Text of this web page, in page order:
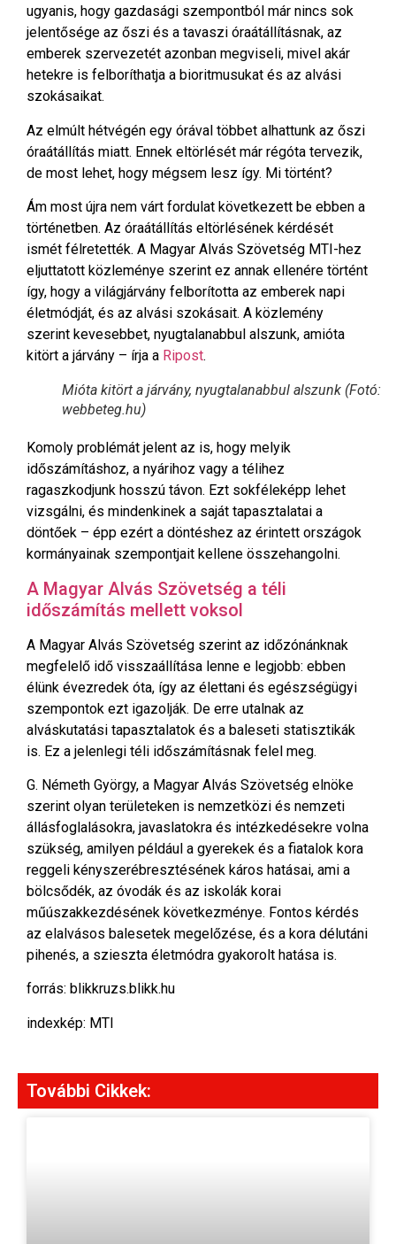
ugyanis, hogy gazdasági szempontból már nincs sok
jelentősége az őszi és a tavaszi óraátállításnak, az
emberek szervezetét azonban megviseli, mivel akár
hetekre is felboríthatja a bioritmusukat és az alvási
szokásaikat.
Az elmúlt hétvégén egy órával többet alhattunk az őszi
óraátállítás miatt. Ennek eltörlését már régóta tervezik,
de most lehet, hogy mégsem lesz így. Mi történt?
Ám most újra nem várt fordulat következett be ebben a
történetben. Az óraátállítás eltörlésének kérdését
ismét félretették. A Magyar Alvás Szövetség MTI-hez
eljuttatott közleménye szerint ez annak ellenére történt
így, hogy a világjárvány felborította az emberek napi
életmódját, és az alvási szokásait. A közlemény
szerint kevesebbet, nyugtalanabbul alszunk, amióta
kitört a járvány – írja a Ripost.
Mióta kitört a járvány, nyugtalanabbul alszunk (Fotó:
webbeteg.hu)
Komoly problémát jelent az is, hogy melyik
időszámításhoz, a nyárihoz vagy a télihez
ragaszkodjunk hosszú távon. Ezt sokféleképp lehet
vizsgálni, és mindenkinek a saját tapasztalatai a
döntőek – épp ezért a döntéshez az érintett országok
kormányainak szempontjait kellene összehangolni.
A Magyar Alvás Szövetség a téli
időszámítás mellett voksol
A Magyar Alvás Szövetség szerint az időzónánknak
megfelelő idő visszaállítása lenne e legjobb: ebben
élünk évezredek óta, így az élettani és egészségügyi
szempontok ezt igazolják. De erre utalnak az
alváskutatási tapasztalatok és a baleseti statisztikák
is. Ez a jelenlegi téli időszámításnak felel meg.
G. Németh György, a Magyar Alvás Szövetség elnöke
szerint olyan területeken is nemzetközi és nemzeti
állásfoglalásokra, javaslatokra és intézkedésekre volna
szükség, amilyen például a gyerekek és a fiatalok kora
reggeli kényszerébresztésének káros hatásai, ami a
bölcsődék, az óvodák és az iskolák korai
műúszakkezdésének következménye. Fontos kérdés
az elalvásos balesetek megelőzése, és a kora délutáni
pihenés, a szieszta életmódra gyakorolt hatása is.
forrás: blikkruzs.blikk.hu
indexkép: MTI
További Cikkek: